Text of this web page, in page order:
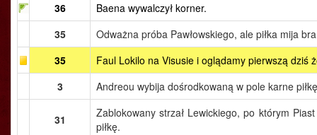
36
Baena wywalczył korner.
35
Odważna próba Pawłowskiego, ale piłka mija
35
Faul Lokilo na Visusie i oglądamy pierwszą dziś
3
Andreou wybija dośrodkowaną w pole karne
31
Zablokowany strzał Lewickiego, po którym
piłkę.